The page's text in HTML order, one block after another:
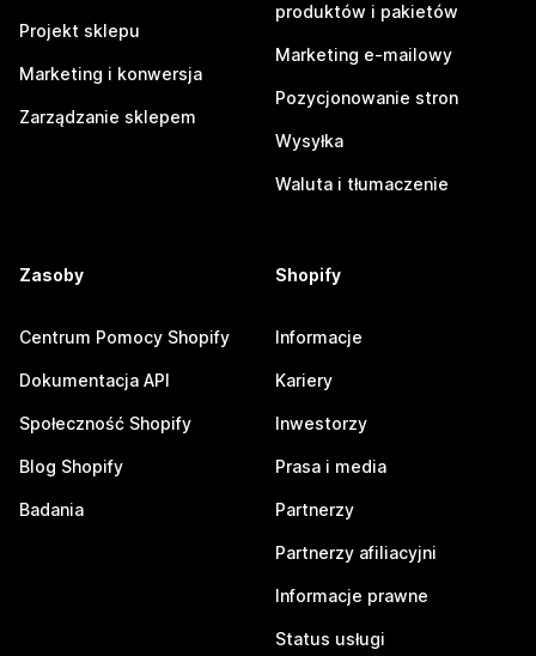
Projekt sklepu
Marketing i konwersja
Zarządzanie sklepem
produktów i pakietów
Marketing e-mailowy
Pozycjonowanie stron
Wysyłka
Waluta i tłumaczenie
Zasoby
Centrum Pomocy Shopify
Dokumentacja API
Społeczność Shopify
Blog Shopify
Badania
Shopify
Informacje
Kariery
Inwestorzy
Prasa i media
Partnerzy
Partnerzy afiliacyjni
Informacje prawne
Status usługi